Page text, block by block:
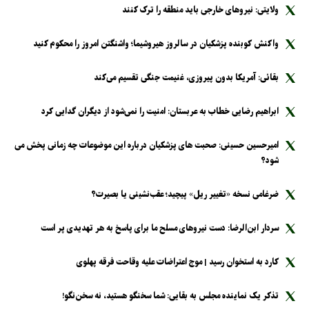
ولایتی: نیرو‌های خارجی باید منطقه را ترک کنند
واکنش کوبنده پزشکیان در سالروز هیروشیما؛ واشنگتن امروز را محکوم کنید
بقائی: آمریکا بدون پیروزی، غنیمت جنگی تقسیم می‌کند
ابراهیم رضایی خطاب به عربستان: امنیت را نمی‌شود از دیگران گدایی کرد
امیرحسین حسینی: صحبت های پزشکیان درباره این موضوعات چه زمانی پخش می
شود؟
ضرغامی نسخه «تغییر ریل» پیچید؛ عقب‌نشینی یا بصیرت؟
سردار ابن‌الرضا: دست نیرو‌های مسلح ما برای پاسخ به هر تهدیدی پر است
کارد به استخوان رسید | موج اعتراضات علیه وقاحت فرقه پهلوی
تذکر یک نماینده مجلس به بقایی: شما سخنگو هستید، نه سخن‌نگو!